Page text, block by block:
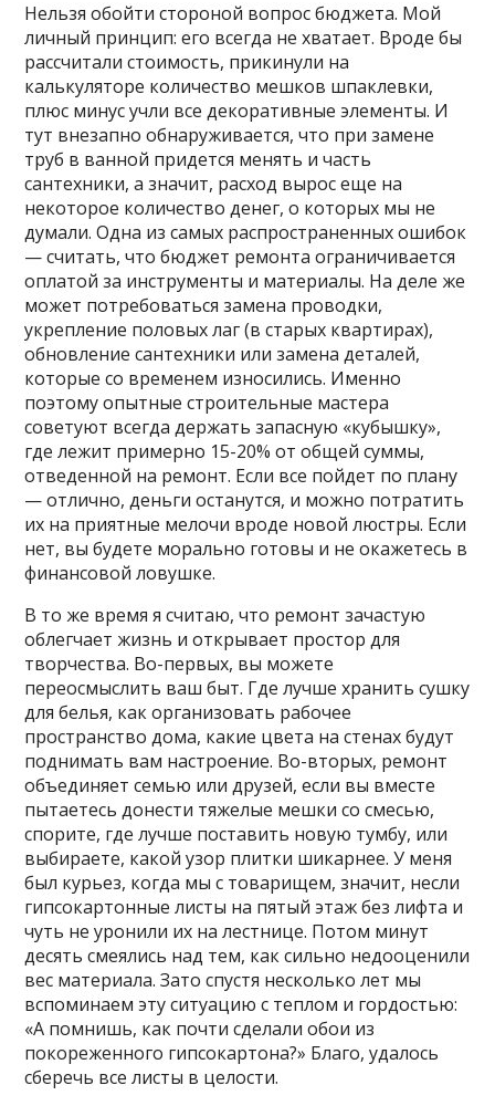
Нельзя обойти стороной вопрос бюджета. Мой
личный принцип: его всегда не хватает. Вроде бы
рассчитали стоимость, прикинули на
калькуляторе количество мешков шпаклевки,
плюс минус учли все декоративные элементы. И
тут внезапно обнаруживается, что при замене
труб в ванной придется менять и часть
сантехники, а значит, расход вырос еще на
некоторое количество денег, о которых мы не
думали. Одна из самых распространенных ошибок
— считать, что бюджет ремонта ограничивается
оплатой за инструменты и материалы. На деле же
может потребоваться замена проводки,
укрепление половых лаг (в старых квартирах),
обновление сантехники или замена деталей,
которые со временем износились. Именно
поэтому опытные строительные мастера
советуют всегда держать запасную «кубышку»,
где лежит примерно 15-20% от общей суммы,
отведенной на ремонт. Если все пойдет по плану
— отлично, деньги останутся, и можно потратить
их на приятные мелочи вроде новой люстры. Если
нет, вы будете морально готовы и не окажетесь в
финансовой ловушке.
В то же время я считаю, что ремонт зачастую
облегчает жизнь и открывает простор для
творчества. Во-первых, вы можете
переосмыслить ваш быт. Где лучше хранить сушку
для белья, как организовать рабочее
пространство дома, какие цвета на стенах будут
поднимать вам настроение. Во-вторых, ремонт
объединяет семью или друзей, если вы вместе
пытаетесь донести тяжелые мешки со смесью,
спорите, где лучше поставить новую тумбу, или
выбираете, какой узор плитки шикарнее. У меня
был курьез, когда мы с товарищем, значит, несли
гипсокартонные листы на пятый этаж без лифта и
чуть не уронили их на лестнице. Потом минут
десять смеялись над тем, как сильно недооценили
вес материала. Зато спустя несколько лет мы
вспоминаем эту ситуацию с теплом и гордостью:
«А помнишь, как почти сделали обои из
покореженного гипсокартона?» Благо, удалось
сберечь все листы в целости.